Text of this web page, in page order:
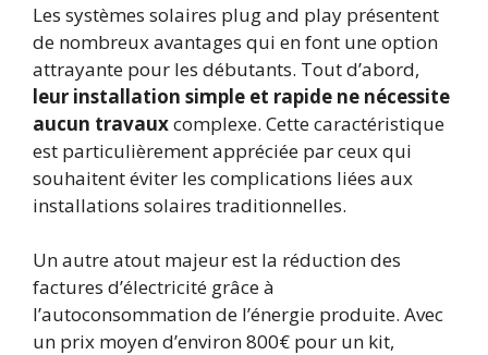
Les systèmes solaires plug and play présentent
de nombreux avantages qui en font une option
attrayante pour les débutants. Tout d’abord,
leur installation simple et rapide ne nécessite
aucun travauxcomplexe. Cette caractéristique
est particulièrement appréciée par ceux qui
souhaitent éviter les complications liées aux
installations solaires traditionnelles.
Un autre atout majeur est la réduction des
factures d’électricité grâce à
l’autoconsommation de l’énergie produite. Avec
un prix moyen d’environ 800€ pour un kit,